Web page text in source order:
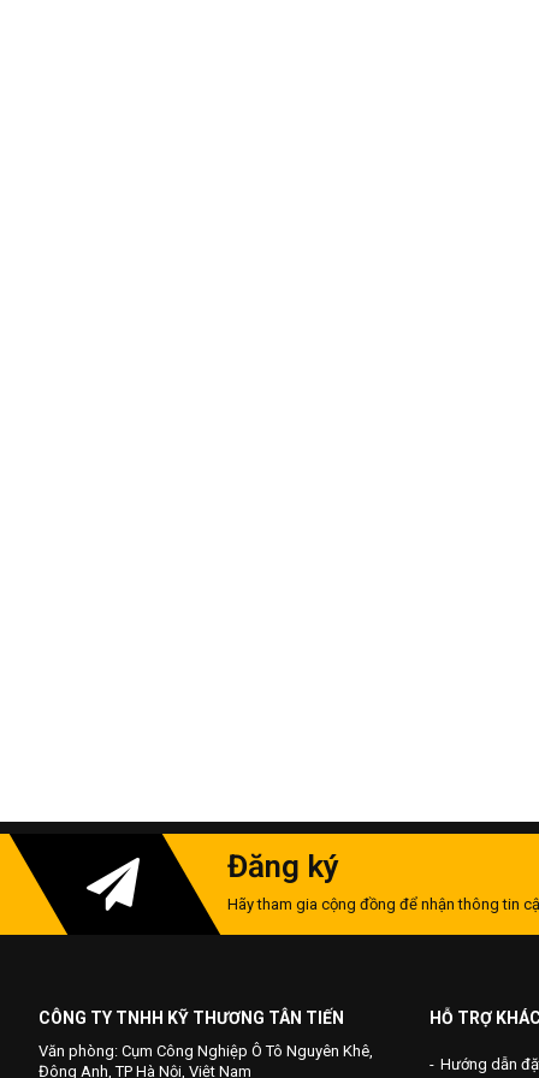
Đăng ký
Hãy tham gia cộng đồng để nhận thông tin
CÔNG TY TNHH KỸ THƯƠNG TÂN TIẾN
Văn phòng: Cụm Công Nghiệp Ô Tô Nguyên Khê,
Đông Anh, TP Hà Nội, Việt Nam
HỖ TRỢ
Hướng dẫn